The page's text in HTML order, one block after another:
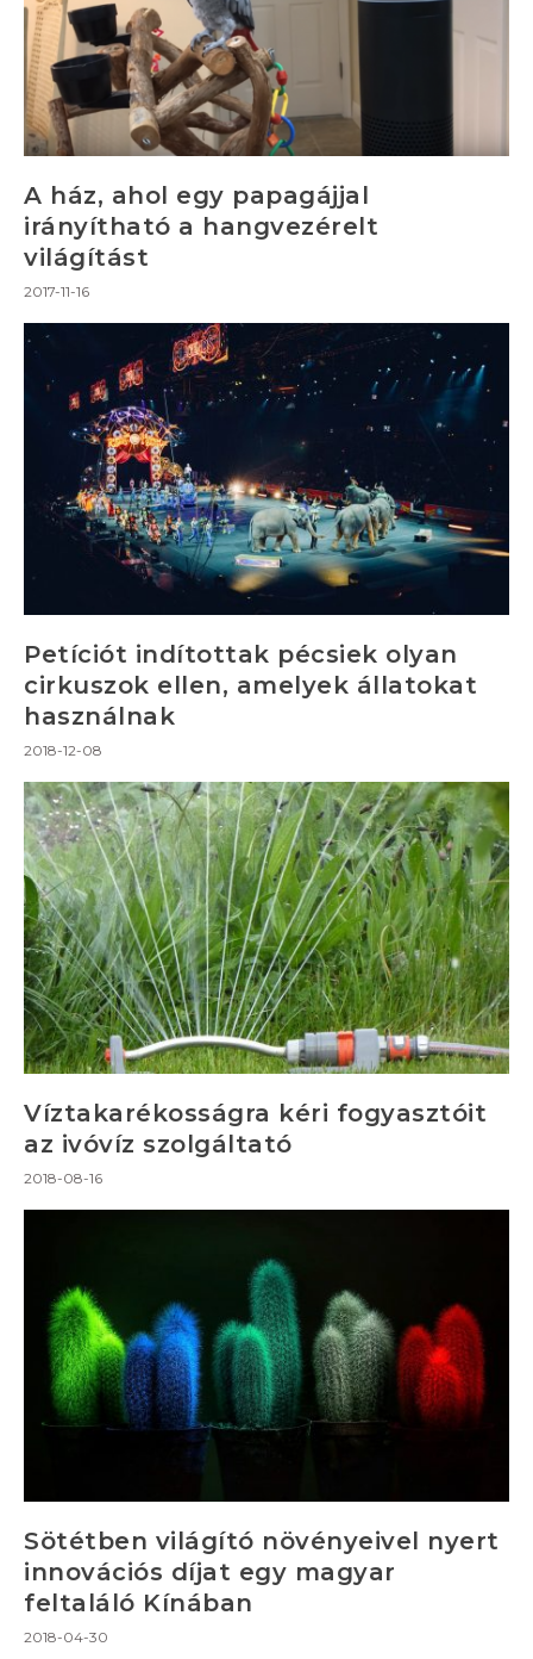
A ház, ahol egy papagájjal
irányítható a hangvezérelt
világítást
2017-11-16
Petíciót indítottak pécsiek olyan
cirkuszok ellen, amelyek állatokat
használnak
2018-12-08
Víztakarékosságra kéri fogyasztóit
az ivóvíz szolgáltató
2018-08-16
Sötétben világító növényeivel nyert
innovációs díjat egy magyar
feltaláló Kínában
2018-04-30